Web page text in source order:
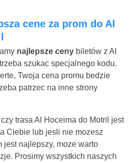
najlepsze ceny biletów z Al
szukac specjalnego kodu.
Twoja cena promu bedzie
patrzec na inne strony
trasa Al Hoceima do Motril jest
Ciebie lub jesli nie mozesz
jest najlepszy, moze warto
Prosimy wszystkich naszych